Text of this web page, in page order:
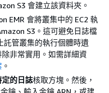
S3 會建立該資料夾。
EMR 會將叢集中的 EC2 執
S3。這可避免日誌檔
託管叢集的執行個體時遺
非常實用。如需詳細資
。
的日誌核取方塊。然後，